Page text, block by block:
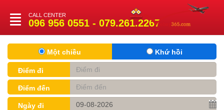
Toggle
navigation
CALL CENTER
096 956 0551 - 079.261.2267
Một chiều Khứ hồi
Điểm đi
Điểm đến
Ngày đi